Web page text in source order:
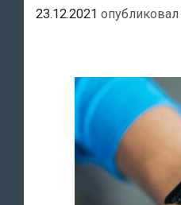
23.12.2021 опубликовал